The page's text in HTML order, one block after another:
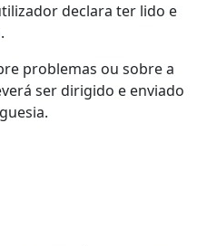
declara ter lido e
problemas ou sobre a
ser dirigido e enviado